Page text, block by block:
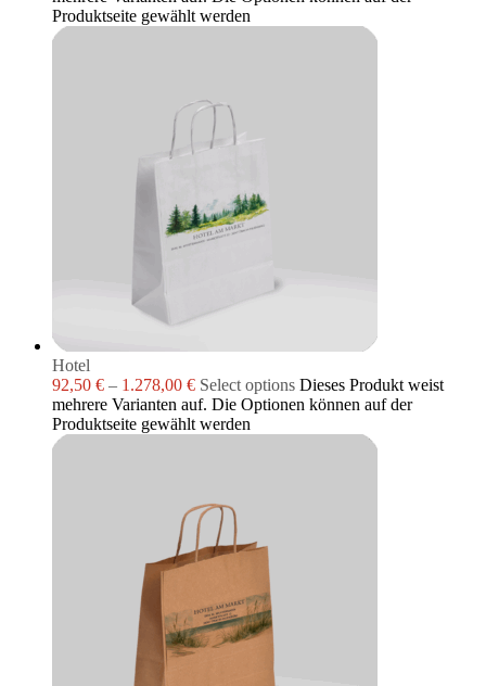
Produktseite gewählt werden
Hotel
92,50 € – 1.278,00 € Select options Dieses Produkt weist
mehrere Varianten auf. Die Optionen können auf der
Produktseite gewählt werden